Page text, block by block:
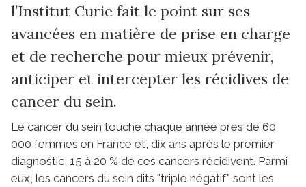
l’Institut Curie fait le point sur ses
avancées en matière de prise en charge
et de recherche pour mieux prévenir,
anticiper et intercepter les récidives de
cancer du sein.
Le cancer du sein touche chaque année près de 60
000 femmes en France et, dix ans après le premier
diagnostic, 15 à 20 % de ces cancers récidivent. Parmi
eux, les cancers du sein dits "triple négatif" sont les